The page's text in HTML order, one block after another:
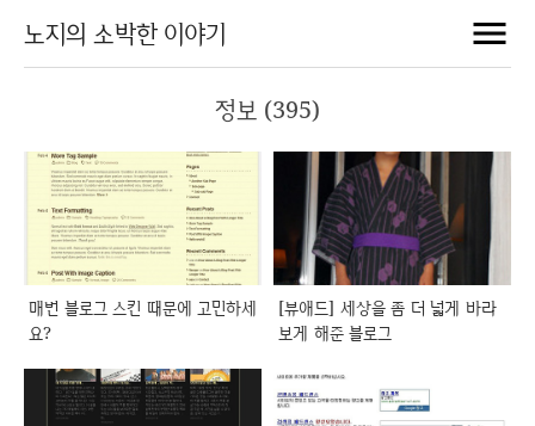
노지의 소박한 이야기
정보 (395)
매번 블로그 스킨 때문에 고민하세
요?
[뷰애드] 세상을 좀 더 넓게 바라
보게 해준 블로그